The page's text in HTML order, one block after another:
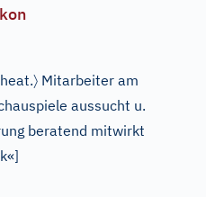
〉 Mitarbeiter am
aussucht u.
beratend mitwirkt
]